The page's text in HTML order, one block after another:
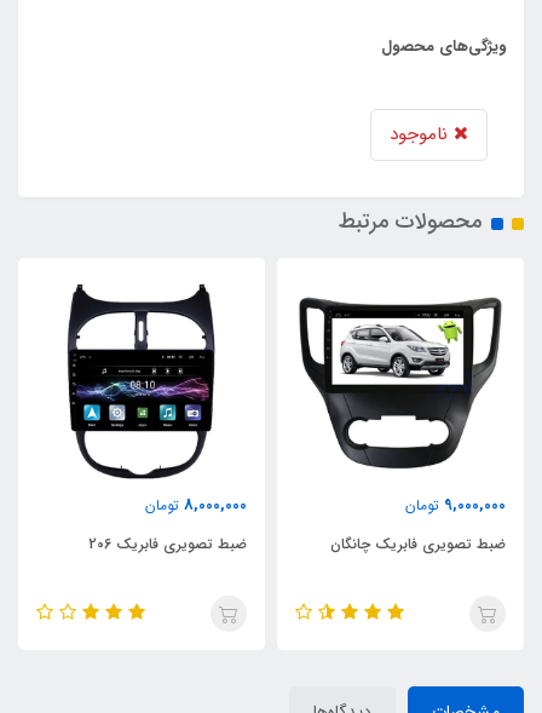
ویژگی‌های محصول
ناموجود
محصولات مرتبط
9,000,000 تومان
ضبط تصویری فابریک چانگان
8,000,000 تومان
ضبط تصویری فابریک 206